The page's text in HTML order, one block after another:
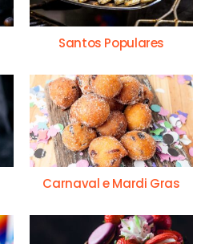
Santos Populares
Carnaval e Mardi Gras